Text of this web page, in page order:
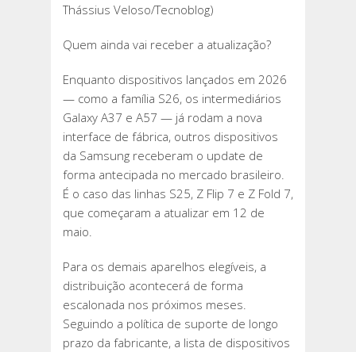
Thássius Veloso/Tecnoblog)
Quem ainda vai receber a atualização?
Enquanto dispositivos lançados em 2026
— como a família S26, os intermediários
Galaxy A37 e A57 — já rodam a nova
interface de fábrica, outros dispositivos
da Samsung receberam o update de
forma antecipada no mercado brasileiro.
É o caso das linhas S25, Z Flip 7 e Z Fold 7,
que começaram a atualizar em 12 de
maio.
Para os demais aparelhos elegíveis, a
distribuição acontecerá de forma
escalonada nos próximos meses.
Seguindo a política de suporte de longo
prazo da fabricante, a lista de dispositivos